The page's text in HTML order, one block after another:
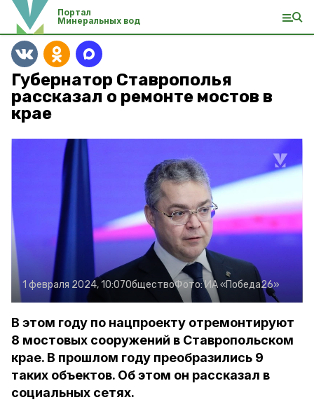
Портал
Минеральных вод
Губернатор Ставрополья
рассказал о ремонте мостов в
крае
1 февраля 2024, 10:07ОбществоФото:ИА «Победа26»
В этом году по нацпроекту отремонтируют
8 мостовых сооружений в Ставропольском
крае. В прошлом году преобразились 9
таких объектов. Об этом он рассказал в
социальных сетях.